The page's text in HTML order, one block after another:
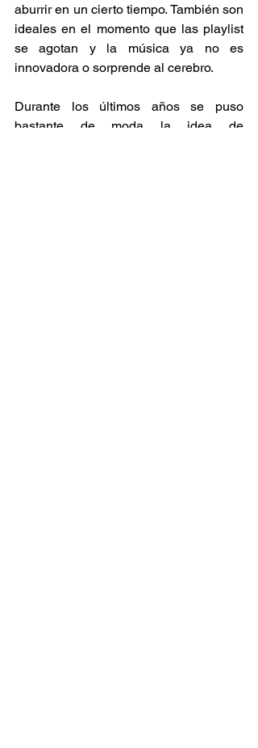
aburrir en un cierto tiempo. También son
ideales en el momento que las playlist
se agotan y la música ya no es
innovadora o sorprende al cerebro.
Durante los últimos años se puso
bastante de moda la idea de